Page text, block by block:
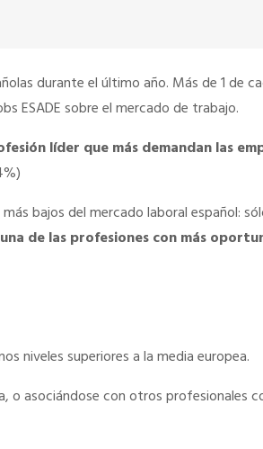
durante el último año. Más de 1 de
ESADE sobre el mercado de trabajo.
líder que más demandan las
bajos del mercado laboral español:
de las profesiones con más
niveles superiores a la media europea.
o asociándose con otros profesionales